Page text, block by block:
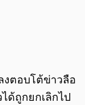
งตอบโต้ข่าวลือ
ด้ถูกยกเลิกไป